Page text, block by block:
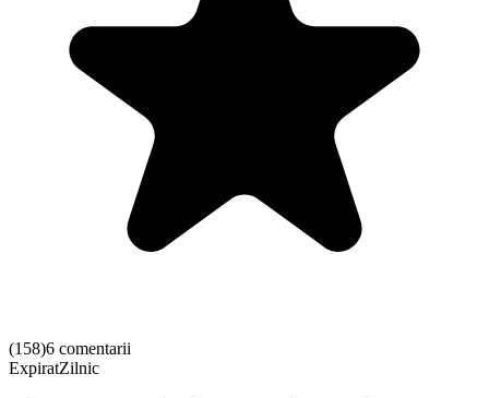
(158)6 comentarii
ExpiratZilnic